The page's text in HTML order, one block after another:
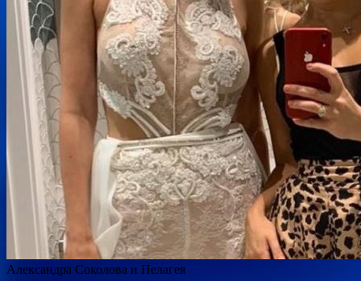
Александра Соколова и Пелагея